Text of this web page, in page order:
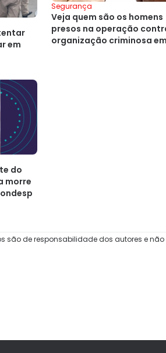
em
Segurança
Veja quem são os homens
presos na operação
organização criminosa em
do
morre
são de responsabilidade dos autores e